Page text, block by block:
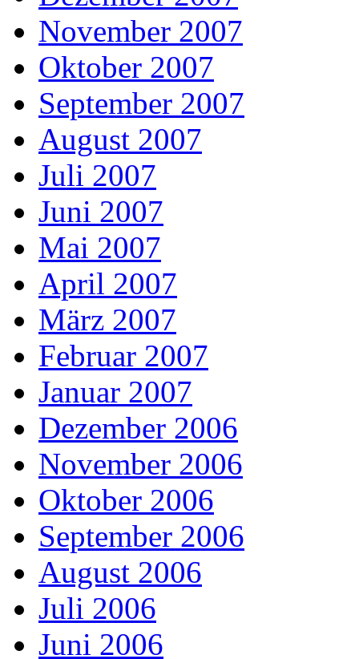
November 2007
Oktober 2007
September 2007
August 2007
Juli 2007
Juni 2007
Mai 2007
April 2007
März 2007
Februar 2007
Januar 2007
Dezember 2006
November 2006
Oktober 2006
September 2006
August 2006
Juli 2006
Juni 2006